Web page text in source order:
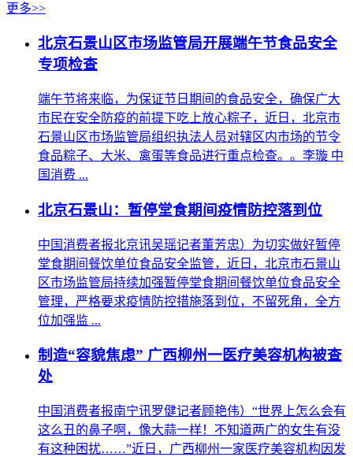
更多>>
北京石景山区市场监管局开展端午节食品安全
专项检查
端午节将来临，为保证节日期间的食品安全，确保广大
市民在安全防疫的前提下吃上放心粽子，近日，北京市
石景山区市场监管局组织执法人员对辖区内市场的节令
食品粽子、大米、禽蛋等食品进行重点检查。。李璇 中
国消费 ...
北京石景山：暂停堂食期间疫情防控落到位
中国消费者报北京讯吴瑶记者董芳忠）为切实做好暂停
堂食期间餐饮单位食品安全监管，近日，北京市石景山
区市场监管局持续加强暂停堂食期间餐饮单位食品安全
管理，严格要求疫情防控措施落到位，不留死角，全方
位加强监 ...
制造“容貌焦虑” 广西柳州一医疗美容机构被查
处
中国消费者报南宁讯罗健记者顾艳伟）“世界上怎么会有
这么丑的鼻子啊，像大蒜一样！不知道两广的女生有没
有这种困扰……”近日，广西柳州一家医疗美容机构因发